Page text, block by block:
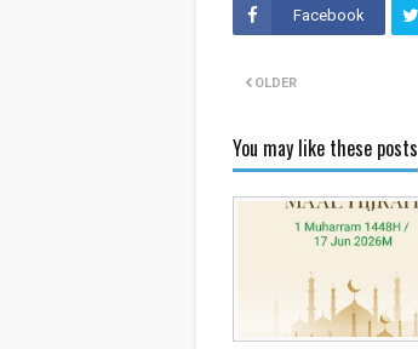
Facebook
OLDER
You may like these posts